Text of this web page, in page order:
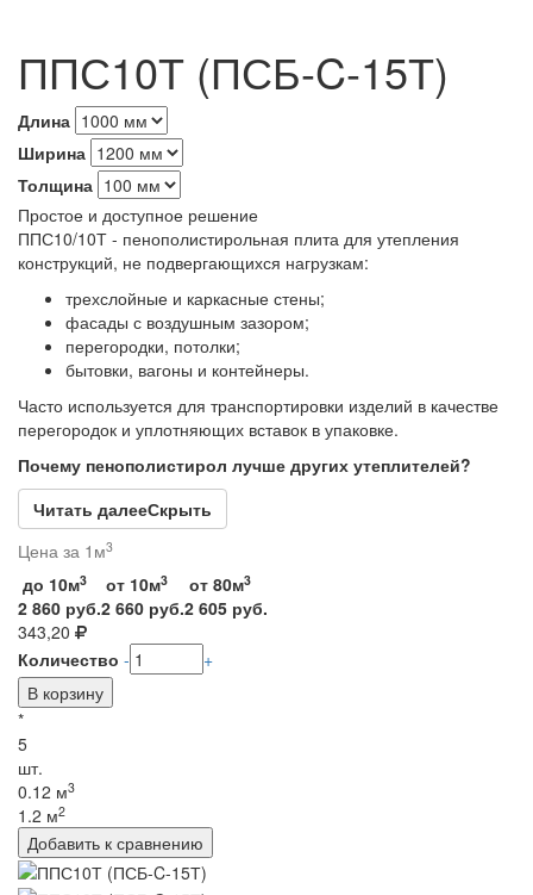
ППС10Т (ПСБ-C-15Т)
Длина
Ширина
Толщина
Простое и доступное решение
ППС10/10Т - пенополистирольная плита для утепления
конструкций, не подвергающихся нагрузкам:
трехслойные и каркасные стены;
фасады с воздушным зазором;
перегородки, потолки;
бытовки, вагоны и контейнеры.
Часто используется для транспортировки изделий в качестве
перегородок и уплотняющих вставок в упаковке.
Почему пенополистирол лучше других утеплителей?
Читать далееСкрыть
Цена за 1м3
до 10м3 от 10м3 от 80м3
2 860 руб.2 660 руб.2 605 руб.
343,20
Количество - +
*
5
шт.
0.12 м3
1.2 м2